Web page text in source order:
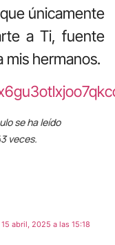
únicamente
a Ti, fuente
mis hermanos.
se ha leído
veces.
15 abril, 2025 a las 15:18